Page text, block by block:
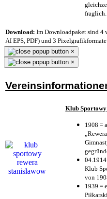
fraglich.
Download: Im Downloadpaket sind 4
AI EPS, PDF) und 3 Pixelgrafikformate
×
×
Klub Sportowy
1908 =
Klub
von
1939 =